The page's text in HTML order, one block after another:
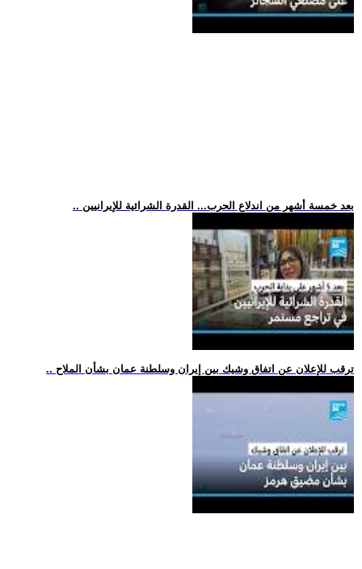
.. بعد خمسة أشهر من اندلاع الحرب... القدرة الشرائية للإيرانيين
.. ترقب للإعلان عن اتفاق وشيك بين إيران وسلطنة عمان بشأن الملاح